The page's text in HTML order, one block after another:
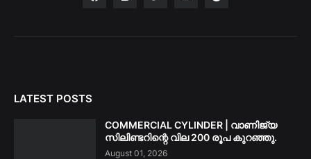
LATEST POSTS
COMMERCIAL CYLINDER | വാണിജ്യ
സിലിണ്ടറിന്റെ വില 200 രൂപ കുറഞ്ഞു.
August 01, 2026